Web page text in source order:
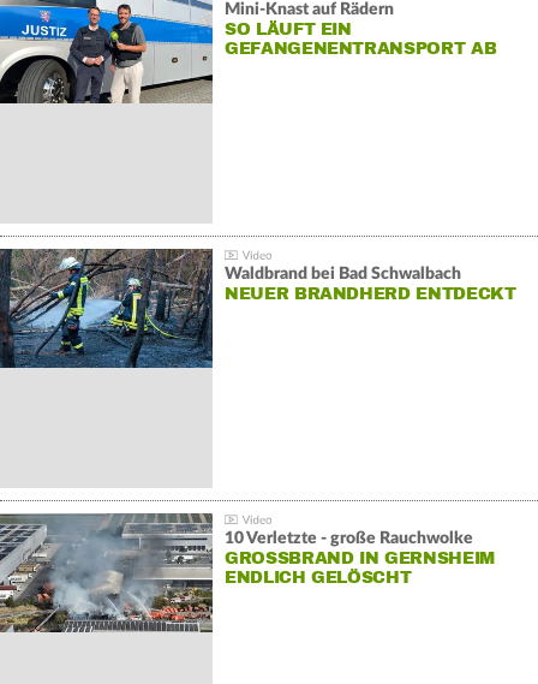
Mini-Knast auf Rädern
SO LÄUFT EIN
GEFANGENENTRANSPORT AB
Waldbrand bei Bad Schwalbach
NEUER BRANDHERD ENTDECKT
10 Verletzte - große Rauchwolke
GROSSBRAND IN GERNSHEIM E
NDLICH GELÖSCHT